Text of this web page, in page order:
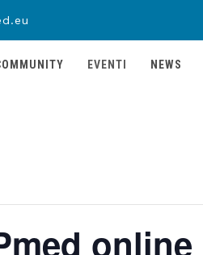
EVENTI NEWS
online